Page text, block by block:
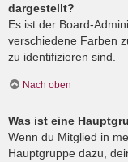
dargestellt?
Es ist der Board-
verschiedene Farben
zu identifizieren sind.
Nach oben
Was ist eine
Wenn du Mitglied in
Hauptgruppe dazu,